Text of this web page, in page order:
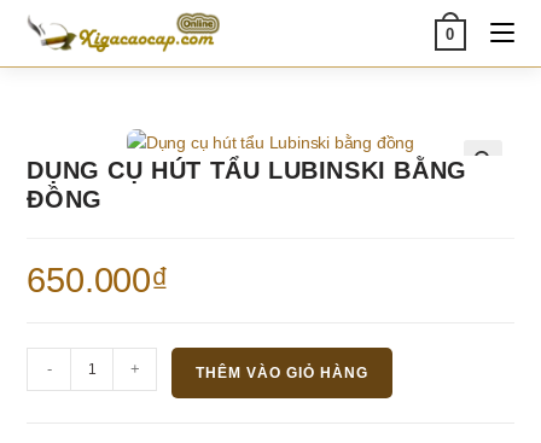
Skip
content
0
DỤNG CỤ HÚT TẨU LUBINSKI BẰNG
ĐỒNG
650.000₫
cụ
- + THÊM VÀO GIỎ HÀNG